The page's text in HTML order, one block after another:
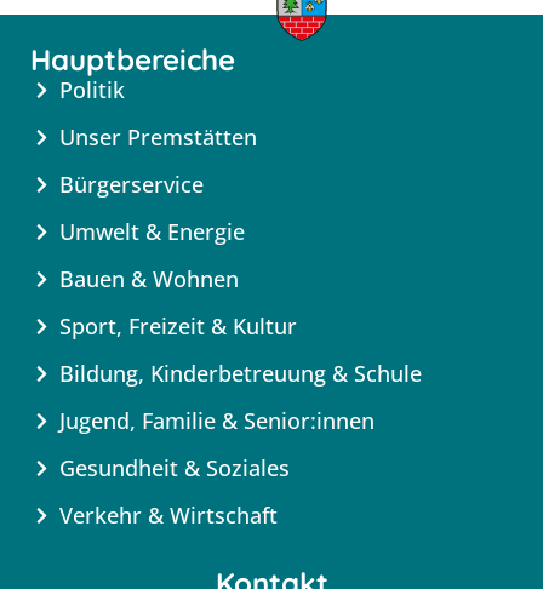
Hauptbereiche
Politik
Unser Premstätten
Bürgerservice
Umwelt & Energie
Bauen & Wohnen
Sport, Freizeit & Kultur
Bildung, Kinderbetreuung & Schule
Jugend, Familie & Senior:innen
Gesundheit & Soziales
Verkehr & Wirtschaft